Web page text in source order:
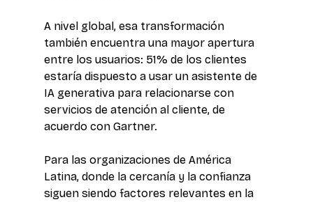
A nivel global, esa transformación
también encuentra una mayor apertura
entre los usuarios: 51% de los clientes
estaría dispuesto a usar un asistente de
IA generativa para relacionarse con
servicios de atención al cliente, de
acuerdo con Gartner.
Para las organizaciones de América
Latina, donde la cercanía y la confianza
siguen siendo factores relevantes en la